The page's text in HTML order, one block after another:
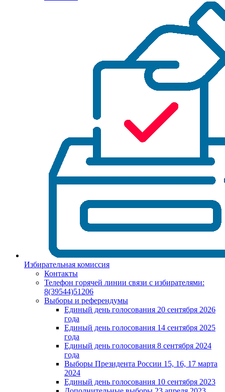
Избирательная комиссия
Контакты
Телефон горячей линии связи с избирателями:
8(39544)51206
Выборы и референдумы
Единый день голосования 20 сентября 2026
года
Единый день голосования 14 сентября 2025
года
Единый день голосования 8 сентября 2024
года
Выборы Президента России 15, 16, 17 марта
2024
Единый день голосования 10 сентября 2023